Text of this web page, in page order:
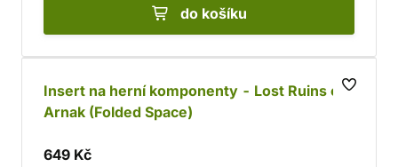
do košíku
Insert na herní komponenty - Lost Ruins of
Arnak (Folded Space)
649 Kč